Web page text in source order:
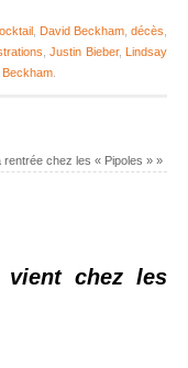
David Beckham ,décès
,Justin Bieber,
Lindsay
Beckham.
rentrée chez les « Pipoles »»
vient chez les